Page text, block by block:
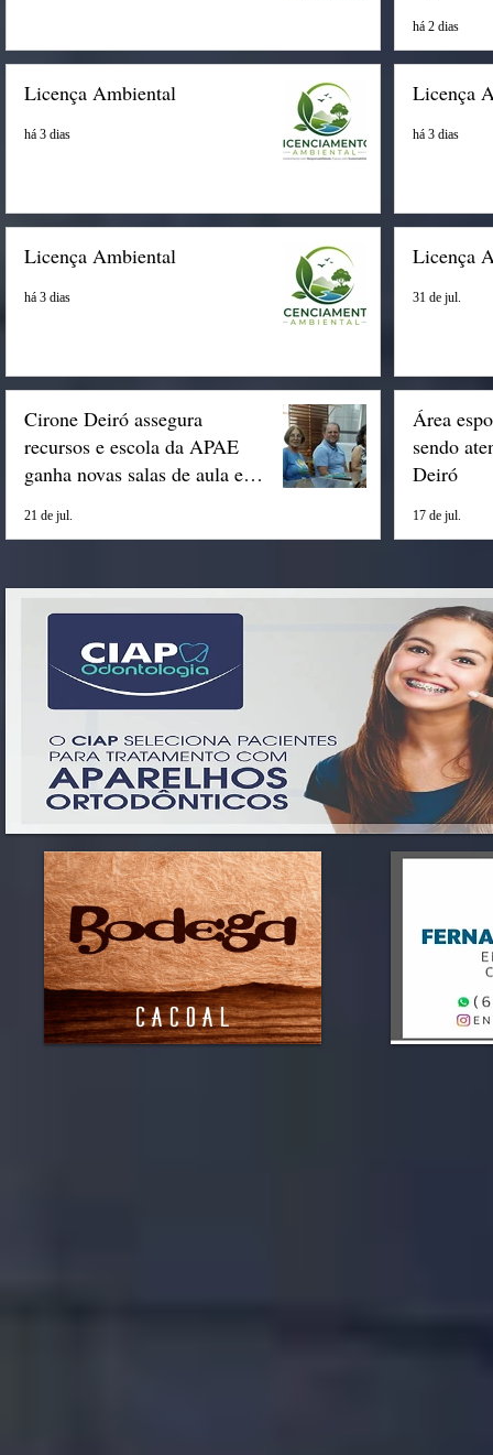
há 2 dias
Licença Ambiental
há 3 dias
Licença
há 3 dias
Licença Ambiental
há 3 dias
Licença
31 de jul.
Cirone Deiró assegura
recursos e escola da APAE
ganha novas salas de aula em
21 de jul.
Área
sendo
Deiró
17 de jul.